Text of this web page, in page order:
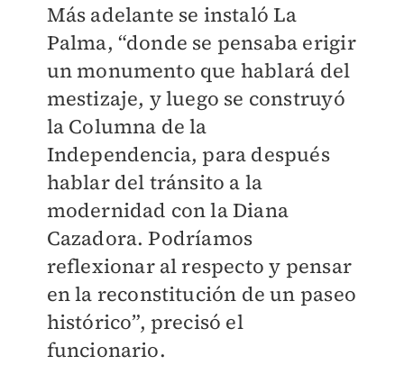
Más adelante se instaló La
Palma, “donde se pensaba erigir
un monumento que hablará del
mestizaje, y luego se construyó
la Columna de la
Independencia, para después
hablar del tránsito a la
modernidad con la Diana
Cazadora. Podríamos
reflexionar al respecto y pensar
en la reconstitución de un paseo
histórico”, precisó el
funcionario.